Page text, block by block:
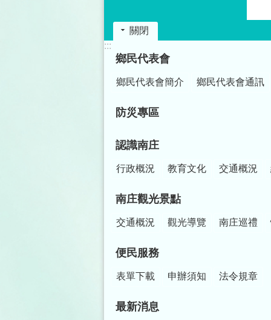
關閉
:::
鄉民代表會
鄉民代表會簡介 鄉民代表會通訊
防災專區
認識南庄
行政概況 教育文化 交通概況
南庄觀光景點
交通概況 觀光導覽 南庄巡禮
便民服務
表單下載 申辦須知 法令規章
最新消息